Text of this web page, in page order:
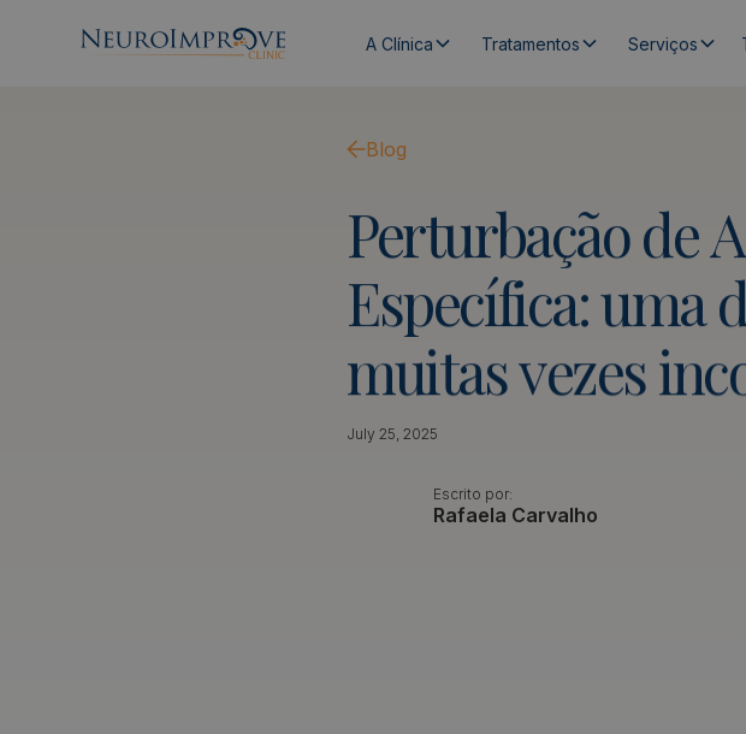
A Clínica Tratamentos Serviços
Blog
Perturbaçãode
Específica:uma
muitasvezes
July 25, 2025
Escrito por:
Rafaela Carvalho